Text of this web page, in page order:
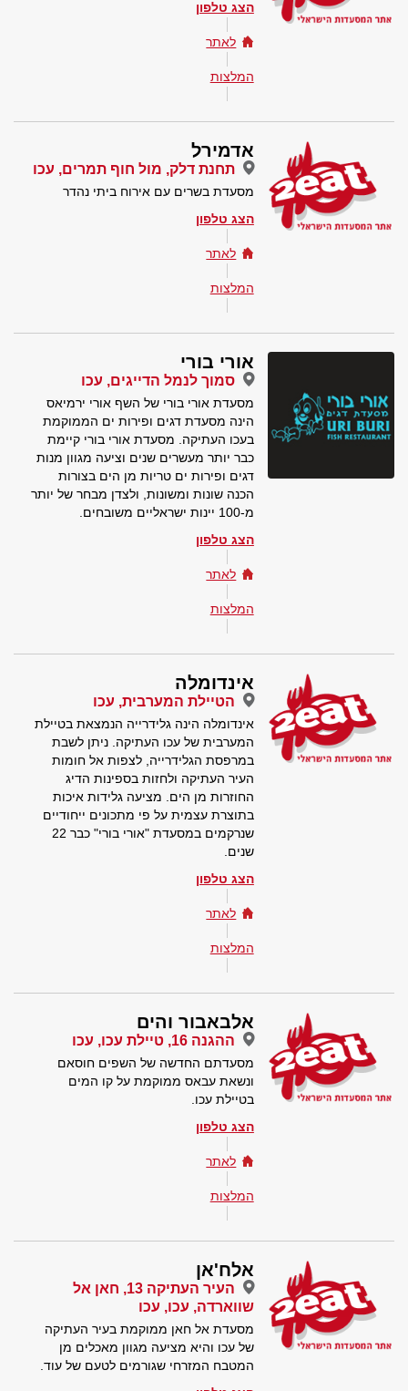
הצג טלפון
לאתר
המלצות
אדמירל
תחנת דלק, מול חוף תמרים, עכו
מסעדת בשרים עם אירוח ביתי נהדר
הצג טלפון
לאתר
המלצות
אורי בורי
סמוך לנמל הדייגים, עכו
מסעדת אורי בורי של השף אורי ירמיאס
הינה מסעדת דגים ופירות ים הממוקמת
בעכו העתיקה. מסעדת אורי בורי קיימת
כבר יותר מעשרים שנים וציעה מגוון מנות
דגים ופירות ים טריות מן הים בצורות
הכנה שונות ומשונות, ולצדן מבחר של יותר
מ-100 יינות ישראליים משובחים.
הצג טלפון
לאתר
המלצות
אינדומלה
הטיילת המערבית, עכו
אינדומלה הינה גלידרייה הנמצאת בטיילת
המערבית של עכו העתיקה. ניתן לשבת
במרפסת הגלידרייה, לצפות אל חומות
העיר העתיקה ולחזות בספינות הדיג
החוזרות מן הים. מציעה גלידות איכות
בתוצרת עצמית על פי מתכונים ייחודיים
שנרקמים במסעדת "אורי בורי" כבר 22
שנים.
הצג טלפון
לאתר
המלצות
אלבאבור והים
ההגנה 16, טיילת עכו, עכו
מסעדתם החדשה של השפים חוסאם
ונשאת עבאס ממוקמת על קו המים
בטיילת עכו.
הצג טלפון
לאתר
המלצות
אלח'אן
העיר העתיקה 13, חאן אל
שווארדה, עכו, עכו
מסעדת אל חאן ממוקמת בעיר העתיקה
של עכו והיא מציעה מגוון מאכלים מן
המטבח המזרחי שגורמים לטעם של עוד.